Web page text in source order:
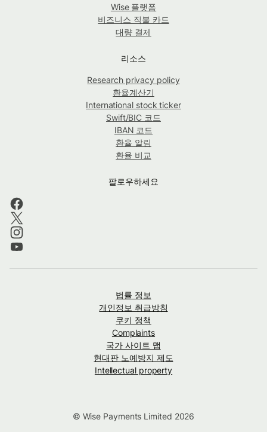
Wise 플랫폼
비즈니스 직불 카드
대량 결제
리소스
Research privacy policy
환율계산기
International stock ticker
Swift/BIC 코드
IBAN 코드
환율 알림
환율 비교
팔로우하세요
법률 정보
개인정보 취급방침
쿠키 정책
Complaints
국가 사이트 맵
현대판 노예방지 제도
Intellectual property
© Wise Payments Limited 2026